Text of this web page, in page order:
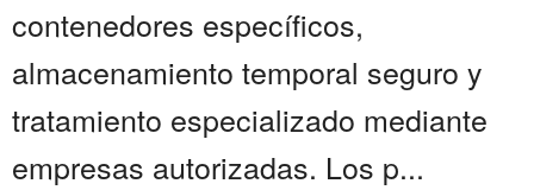
contenedores específicos,
almacenamiento temporal seguro y
tratamiento especializado mediante
empresas autorizadas. Los p...